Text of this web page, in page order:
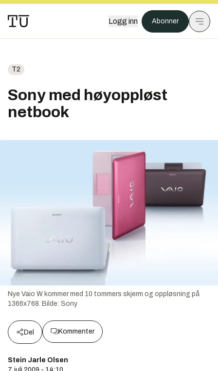
Logg inn Abonner
T2
Sony med høyoppløst
netbook
Nye Vaio W kommer med 10 tommers skjerm og oppløsning på
1366x768. Bilde: Sony
Del Kommenter
Stein Jarle Olsen